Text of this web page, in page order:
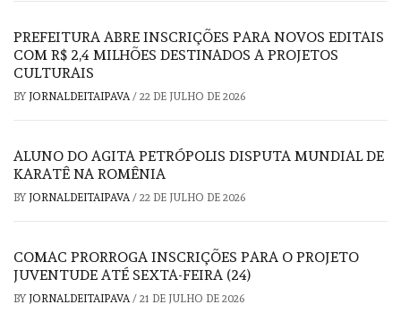
PREFEITURA ABRE INSCRIÇÕES PARA NOVOS EDITAIS
COM R$ 2,4 MILHÕES DESTINADOS A PROJETOS
CULTURAIS
BY JORNALDEITAIPAVA / 22 DE JULHO DE 2026
ALUNO DO AGITA PETRÓPOLIS DISPUTA MUNDIAL DE
KARATÊ NA ROMÊNIA
BY JORNALDEITAIPAVA / 22 DE JULHO DE 2026
COMAC PRORROGA INSCRIÇÕES PARA O PROJETO
JUVENTUDE ATÉ SEXTA-FEIRA (24)
BY JORNALDEITAIPAVA / 21 DE JULHO DE 2026